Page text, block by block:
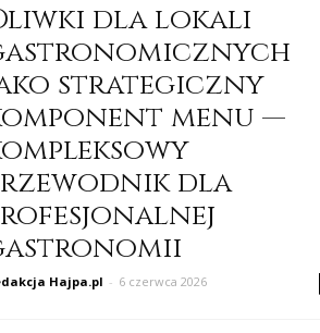
dla lokali
strategiczny
menu —
dla
Hajpa.pl - 6 czerwca 2026